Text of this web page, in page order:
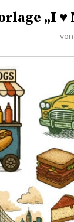
„I ♥